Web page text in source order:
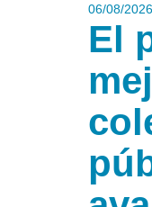
06/08/2026
El